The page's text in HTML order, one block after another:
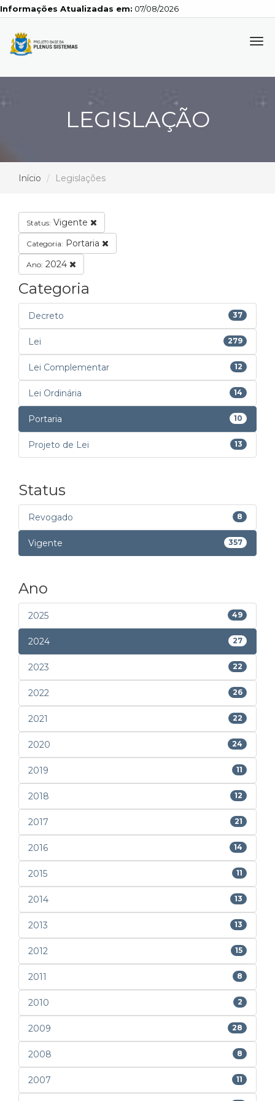
Atualizadas em: 07/08/2026
LEGISLAÇÃO
Início Legislações
Status: Vigente
Categoria: Portaria
Ano: 2024
Categoria
Decreto 37
Lei 279
Lei Complementar 12
Lei Ordinária 14
Portaria 10
Projeto de Lei 13
Status
Revogado 8
Vigente 357
Ano
2025 49
2024 27
2023 22
2022 26
2021 22
2020 24
2019 11
2018 12
2017 21
2016 14
2015 11
2014 13
2013 13
2012 15
2011 8
2010 2
2009 28
2008 8
2007 11